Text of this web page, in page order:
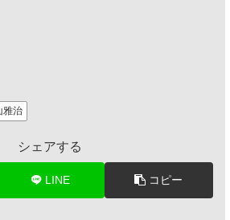
雅治
シェアする
LINE コピー